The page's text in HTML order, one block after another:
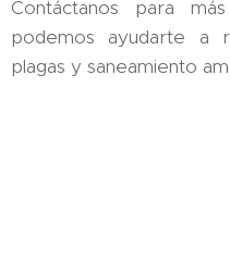
Contáctanos para
podemos ayudarte a
plagas y saneamiento